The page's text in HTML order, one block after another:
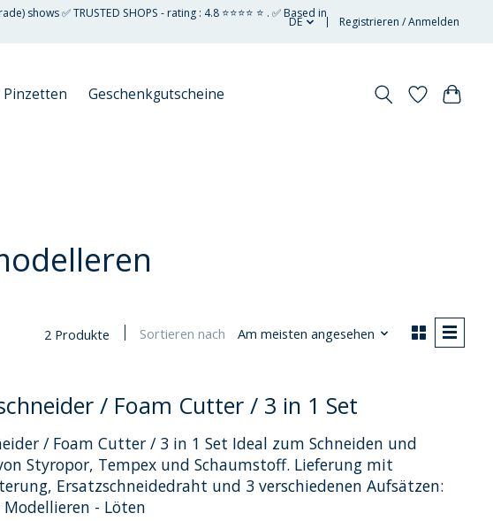
✅ TRUSTED SHOPS - rating : 4.8 ⭐⭐⭐⭐ ⭐ . ✅ Based in
DE Registrieren / Anmelden
Pinzetten Geschenkgutscheine
2 Produkte Sortieren nach Am meisten angesehen
/ Foam Cutter / 3 in 1 Set
/ Foam Cutter / 3 in 1 Set Ideal zum Schneiden und
Styropor, Tempex und Schaumstoff. Lieferung mit
Ersatzschneidedraht und 3 verschiedenen Aufsätzen:
Modellieren - Löten